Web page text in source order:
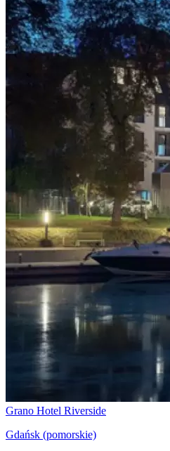
Grano Hotel Riverside
Gdańsk (pomorskie)